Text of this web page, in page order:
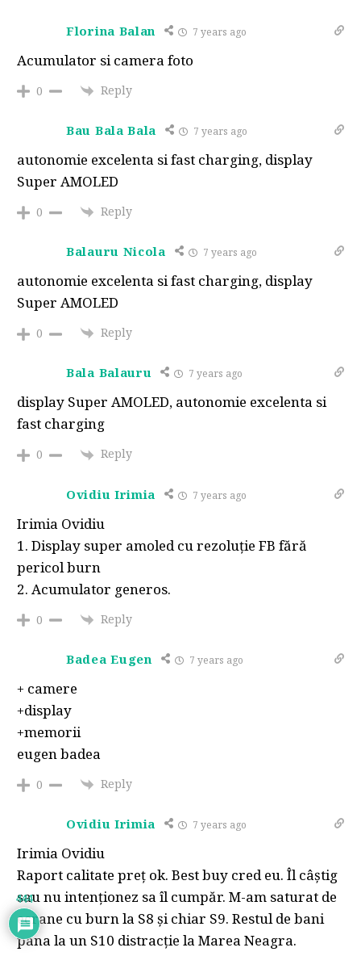
Florina Balan 7 years ago
Acumulator si camera foto
0 Reply
Bau Bala Bala 7 years ago
autonomie excelenta si fast charging, display
Super AMOLED
0 Reply
Balauru Nicola 7 years ago
autonomie excelenta si fast charging, display
Super AMOLED
0 Reply
Bala Balauru 7 years ago
display Super AMOLED, autonomie excelenta si
fast charging
0 Reply
Ovidiu Irimia 7 years ago
Irimia Ovidiu
1. Display super amoled cu rezoluție FB fără
pericol burn
2. Acumulator generos.
0 Reply
Badea Eugen 7 years ago
+ camere
+display
+memorii
eugen badea
0 Reply
Ovidiu Irimia 7 years ago
Irimia Ovidiu
Raport calitate preț ok. Best buy cred eu. Îl câștig
sau nu intenționez sa îl cumpăr. M-am saturat de
ecrane cu burn la S8 și chiar S9. Restul de bani
pana la un S10 distracție la Marea Neagra.
444